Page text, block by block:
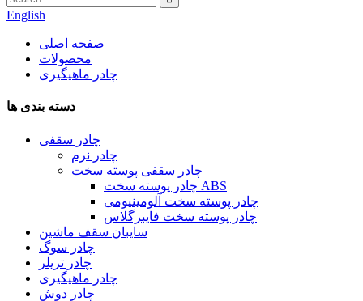
English
صفحه اصلی
محصولات
چادر ماهیگیری
دسته بندی ها
چادر سقفی
چادر نرم
چادر سقفی پوسته سخت
چادر پوسته سخت ABS
چادر پوسته سخت آلومینیومی
چادر پوسته سخت فایبرگلاس
سایبان سقف ماشین
چادر سوگ
چادر تریلر
چادر ماهیگیری
چادر دوش